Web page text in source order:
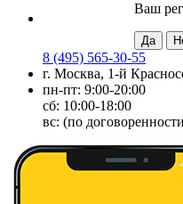
Ваш
8 (495) 565-30-55
г. Москва, 1-й
пн-пт: 9:00-20:00
сб: 10:00-18:00
вс: (по